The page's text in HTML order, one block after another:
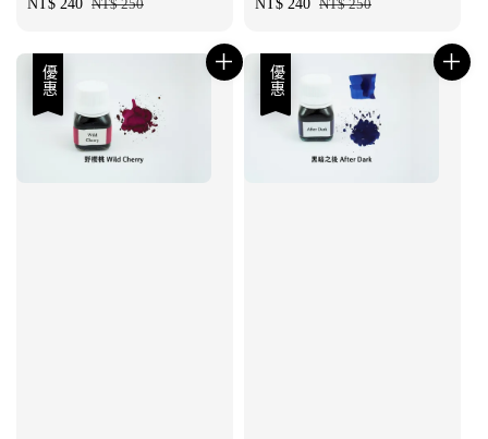
Sale
NT$ 240 Regular
NT$ 250
Sale
NT$ 240 Regular
NT$ 250
優惠 優惠